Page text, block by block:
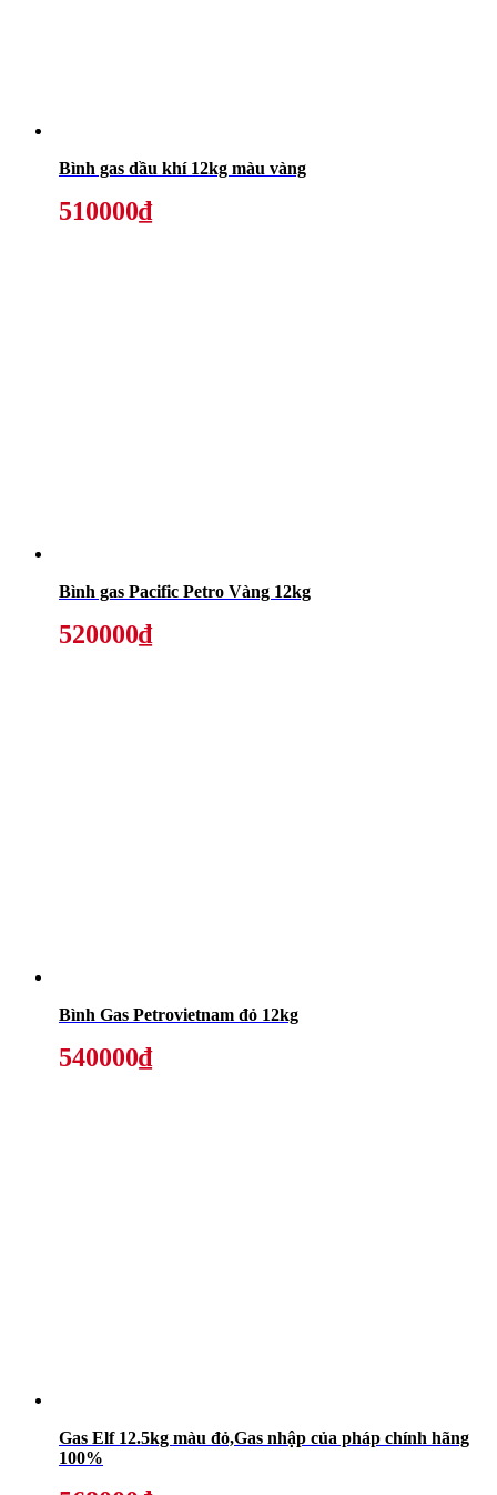
Bình gas dầu khí 12kg màu vàng
510000₫
Bình gas Pacific Petro Vàng 12kg
520000₫
Bình Gas Petrovietnam đỏ 12kg
540000₫
Gas Elf 12.5kg màu đỏ,Gas nhập của pháp chính hãng
100%